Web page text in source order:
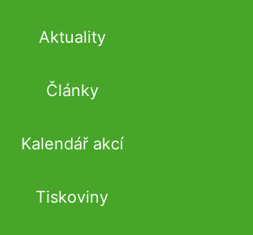
Aktuality
Články
Kalendář akcí
Tiskoviny